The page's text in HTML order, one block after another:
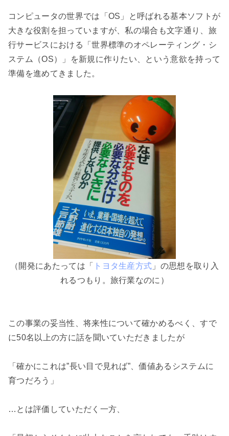
コンピュータの世界では「OS」と呼ばれる基本ソフトが
大きな役割を担っていますが、私の場合も文字通り、旅
行サービスにおける「世界標準のオペレーティング・シ
ステム（OS）」を新規に作りたい、という意欲を持って
準備を進めてきました。
（開発にあたっては「 トヨタ生産方式 」の思想を取り入
れるつもり。旅行業なのに）
この事業の妥当性、将来性について確かめるべく、すで
に50名以上の方に話を聞いていただきましたが
「確かにこれは”長い目で見れば”、価値あるシステムに
育つだろう」
…とは評価していただく一方、